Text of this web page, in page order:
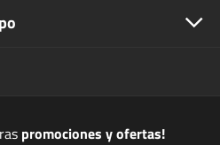
promociones y ofertas!